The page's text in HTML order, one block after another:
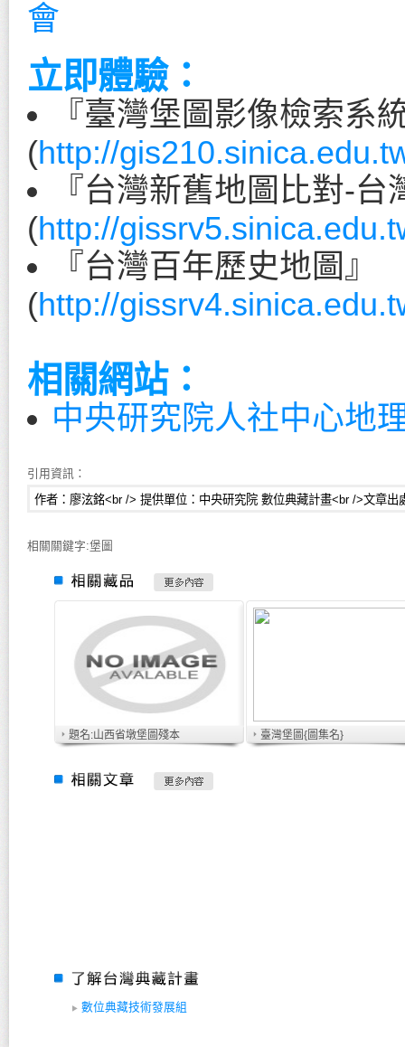
會
立即體驗：
『臺灣堡圖影像檢索系
(http://
『台灣新舊地圖比對-
(http://
『台灣百年歷史地圖』
(http://
相關網站：
中央研究院人社中心地
引用資訊：
相關關鍵字:堡圖
題名:山西省墩堡圖殘本 臺灣堡圖{圖集名}
數位典藏技術發展組